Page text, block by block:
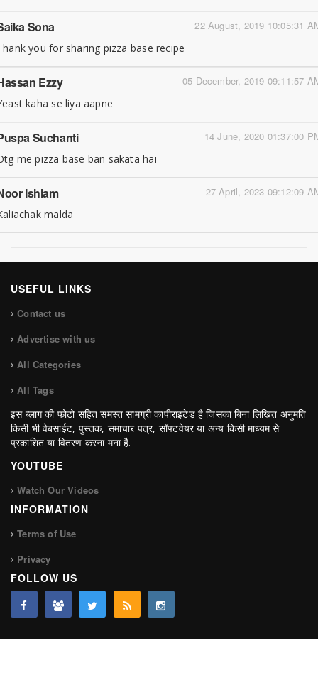
22 August, 2019 10:05:31
Sona
you for sharing pizza base recipe
05 December, 2019 09:11:57
Ezzy
kaha se liya aapne
14 June, 2020 01:37:00
Suchanti
me pizza base ban sakata hai
27 April, 2023 09:12:09
Ishlam
malda
USEFUL LINKS
Contact us
Advertise with us
All Categories
All Tags
इस ब्लाग की फोटो सहित समस्त सामग्री कापीराइटेड है जिसका बिना लिखित अनुमति
किसी भी वेबसाईट, पुस्तक, समाचार पत्र, सॉफ्टवेयर या अन्य किसी माध्यम से
प्रकाशित या वितरण करना मना है.
YOUTUBE
Watch Our Videos
INFORMATION
Terms of Use
Privacy
FOLLOW US